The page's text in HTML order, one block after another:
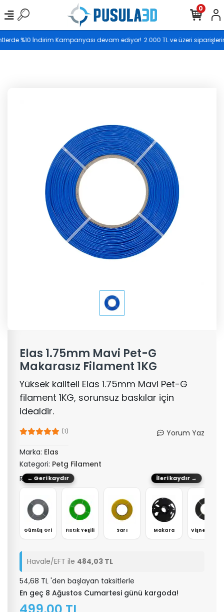
Saat 17.00’ye kadar vereceğiniz siparişler aynı gün
kargoya teslim edilir.
%10 İndirim Kampanyası devam ediyor! 2.000 TL ve üzeri
0
Elas 1.75mm Mavi Pet-G
Makarasız Filament 1KG
Yüksek kaliteli Elas 1.75mm Mavi Pet-G
filament 1KG, sorunsuz baskılar için
idealdir.
(1)
Yorum Yaz
Marka: Elas
Kategori: Petg Filament
Renk: Mavi
Gümüş Gri Fıstık Yeşili Sarı Makara
← Geri kaydır İleri kaydır →
Havale/EFT ile 484,03 TL
54,68 TL 'den başlayan taksitlerle
En geç 8 Ağustos Cumartesi günü kargoda!